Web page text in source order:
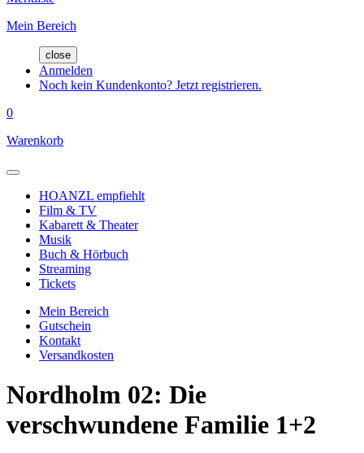
Mein Bereich
close
Anmelden
Noch kein Kundenkonto? Jetzt registrieren.
0
Warenkorb
HOANZL empfiehlt
Film & TV
Kabarett & Theater
Musik
Buch & Hörbuch
Streaming
Tickets
Mein Bereich
Gutschein
Kontakt
Versandkosten
Nordholm 02: Die
verschwundene Familie 1+2